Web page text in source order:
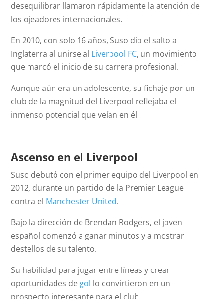
desequilibrar llamaron rápidamente la atención de
los ojeadores internacionales.
En 2010, con solo 16 años, Suso dio el salto a
Inglaterra al unirse al Liverpool FC, un movimiento
que marcó el inicio de su carrera profesional.
Aunque aún era un adolescente, su fichaje por un
club de la magnitud del Liverpool reflejaba el
inmenso potencial que veían en él.
Ascenso en el Liverpool
Suso debutó con el primer equipo del Liverpool en
2012, durante un partido de la Premier League
contra el Manchester United.
Bajo la dirección de Brendan Rodgers, el joven
español comenzó a ganar minutos y a mostrar
destellos de su talento.
Su habilidad para jugar entre líneas y crear
oportunidades degol lo convirtieron en un
prospecto interesante para el club.